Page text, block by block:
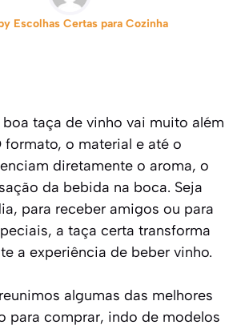
Escolhas Certas para Cozinha
boa taça de vinho vai muito além
formato, o material e até o
diretamente o aroma, o
da bebida na boca. Seja
para receber amigos ou para
a taça certa transforma
a experiência de beber vinho.
algumas das melhores
para comprar, indo de modelos